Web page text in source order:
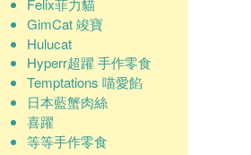
Felix菲力貓
GimCat 竣寶
Hulucat
Hyperr超躍 手作零食
Temptations 喵愛餡
日本藍蟹肉絲
喜躍
等等手作零食